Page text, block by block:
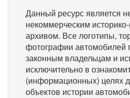
Данный ресурс является
некоммерческим
архивом. Все логотипы,
фотографии автомобилей
законным владельцам и
исключительно в
(информационных) целях
объектов истории